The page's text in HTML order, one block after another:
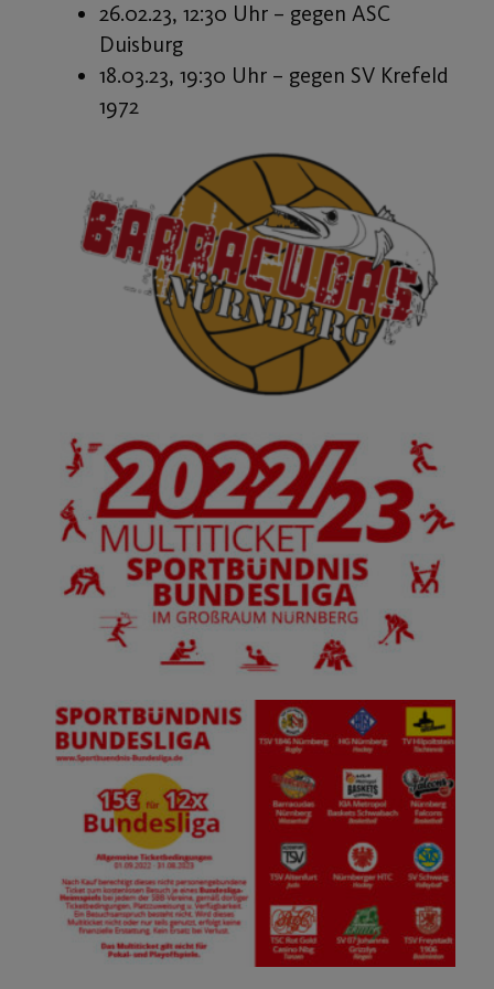
26.02.23, 12:30 Uhr – gegen ASC
Duisburg
18.03.23, 19:30 Uhr – gegen SV Krefeld
1972